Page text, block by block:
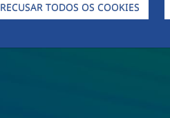
RECUSAR TODOS OS COOKIES